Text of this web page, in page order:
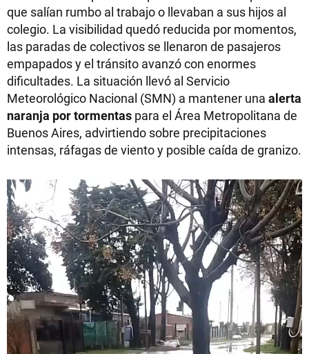
que salían rumbo al trabajo o llevaban a sus hijos al
colegio. La visibilidad quedó reducida por momentos,
las paradas de colectivos se llenaron de pasajeros
empapados y el tránsito avanzó con enormes
dificultades. La situación llevó al Servicio
Meteorológico Nacional (SMN) a mantener una alerta
naranja por tormentas para el Área Metropolitana de
Buenos Aires, advirtiendo sobre precipitaciones
intensas, ráfagas de viento y posible caída de granizo.